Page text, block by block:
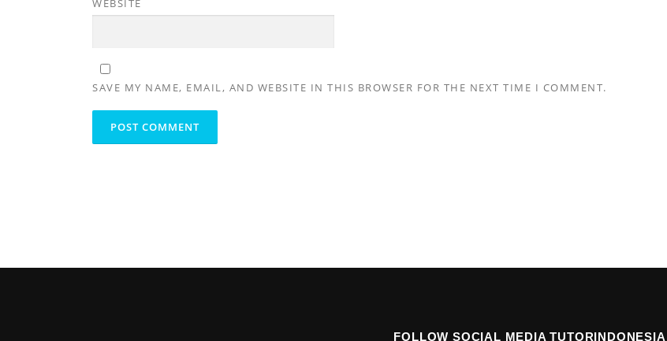
WEBSITE
SAVE MY NAME, EMAIL, AND WEBSITE IN THIS BROWSER FOR THE NEXT TIME I COMMENT.
FOLLOW SOCIAL MEDIA TUTORINDONESIA